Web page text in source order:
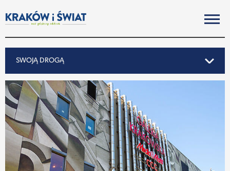
SWOJĄ DROGĄ
SWOJĄ DROGĄ
REPORTAŻ
NOTY ZE ŚWIATA
PO KRAKOSKU